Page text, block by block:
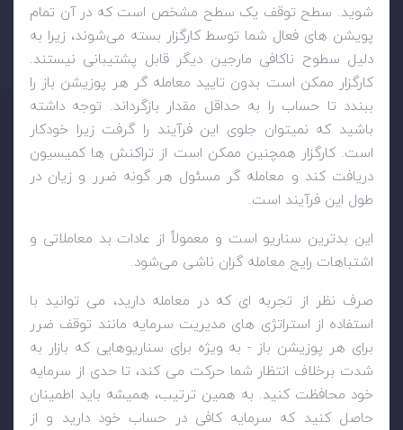
شوید. سطح توقف یک سطح مشخص است که در آن تمام
پویشن های فعال شما توسط کارگزار بسته می‌شوند، زیرا به
دلیل سطوح ناکافی مارجین دیگر قابل پشتیبانی نیستند.
کارگزار ممکن است بدون تایید معامله گر هر پوزیشن باز را
ببندد تا حساب را به حداقل مقدار بازگرداند. توجه داشته
باشید که نمیتوان جلوی این فرآیند را گرفت زیرا خودکار
است. کارگزار همچنین ممکن است از تراکنش ها کمیسیون
دریافت کند و معامله گر مسئول هر گونه ضرر و زیان در
طول این فرآیند است.
این بدترین سناریو است و معمولاً از عادات بد معاملاتی و
اشتباهات رایج معامله گران ناشی می‌شود.
صرف نظر از تجربه ای که در معامله دارید، می توانید با
استفاده از استراتژی های مدیریت سرمایه مانند توقف ضرر
برای هر پوزیشن باز - به ویژه برای سناریوهایی که بازار به
شدت برخلاف انتظار شما حرکت می کند، تا حدی از سرمایه
خود محافظت کنید. به همین ترتیب، همیشه باید اطمینان
حاصل کنید که سرمایه کافی در حساب خود دارید و از